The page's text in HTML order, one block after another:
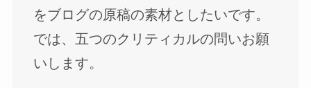
をブログの原稿の素材としたいです。
では、五つのクリティカルの問いお願
いします。